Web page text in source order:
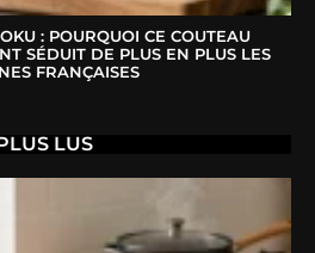
: POURQUOI CE COUTEAU
SÉDUIT DE PLUS EN PLUS LES
FRANÇAISES
LUS